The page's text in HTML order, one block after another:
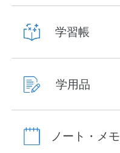
学習帳
学用品
ノート・メモ